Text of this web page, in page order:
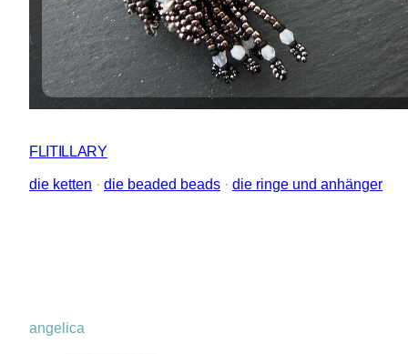
FLITILLARY
die ketten · die beaded beads · die ringe und anhänger
angelica